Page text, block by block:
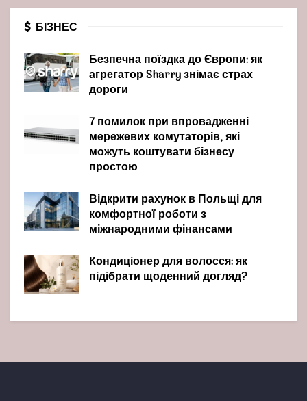
БІЗНЕС
Безпечна поїздка до Європи: як
агрегатор Sharry знімає страх
дороги
7 помилок при впровадженні
мережевих комутаторів, які
можуть коштувати бізнесу
простою
Відкрити рахунок в Польщі для
комфортної роботи з
міжнародними фінансами
Кондиціонер для волосся: як
підібрати щоденний догляд?